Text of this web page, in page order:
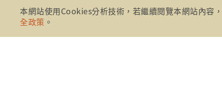
傳真：886-2-2316-1299
金融消費爭議免費服務專線：
本網站使用Cookies分析技術，若繼續閱覽本網站內容
全政策 。